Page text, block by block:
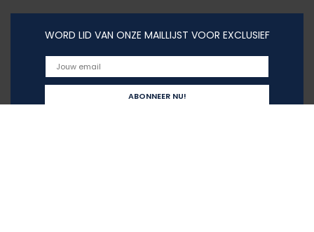
WORD LID VAN ONZE MAILLIJST VOOR EXCLUSIEF